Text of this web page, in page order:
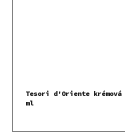
Tesori d'Oriente krémová
ml